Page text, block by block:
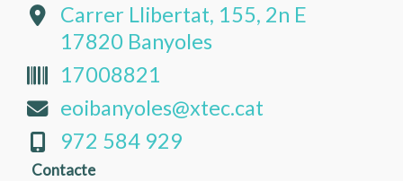
Carrer Llibertat, 155, 2n E
17820 Banyoles
17008821
eoibanyoles@xtec.cat
972 584 929
Contacte